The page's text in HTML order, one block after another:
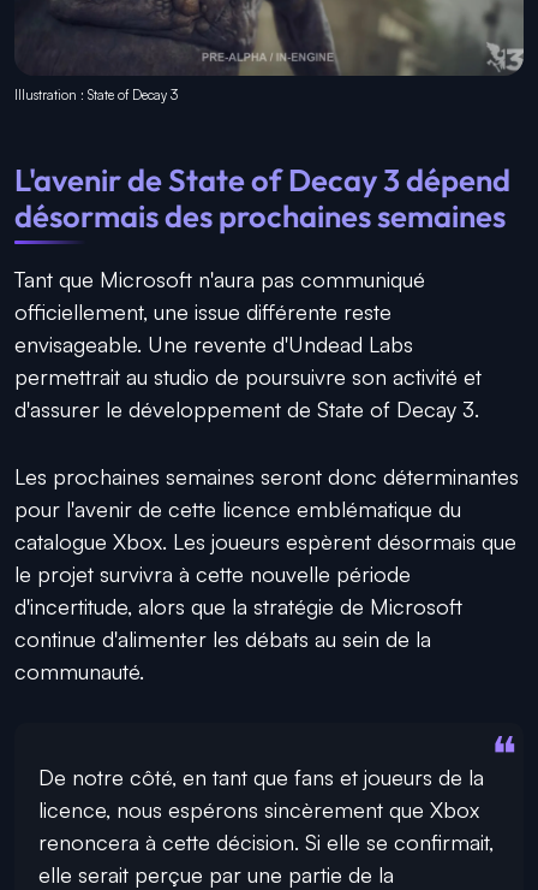
Illustration : State of Decay 3
L'avenir de State of Decay 3 dépend
désormais des prochaines semaines
Tant que Microsoft n'aura pas communiqué
officiellement, une issue différente reste
envisageable. Une revente d'Undead Labs
permettrait au studio de poursuivre son activité et
d'assurer le développement de State of Decay 3.
Les prochaines semaines seront donc déterminantes
pour l'avenir de cette licence emblématique du
catalogue Xbox. Les joueurs espèrent désormais que
le projet survivra à cette nouvelle période
d'incertitude, alors que la stratégie de Microsoft
continue d'alimenter les débats au sein de la
communauté.
De notre côté, en tant que fans et joueurs de la
licence, nous espérons sincèrement que Xbox
renoncera à cette décision. Si elle se confirmait,
elle serait perçue par une partie de la